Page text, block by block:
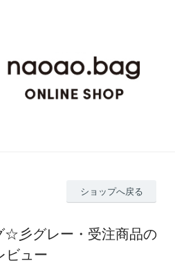
ショップへ戻る
☆彡グレー・受注商品の
ビュー